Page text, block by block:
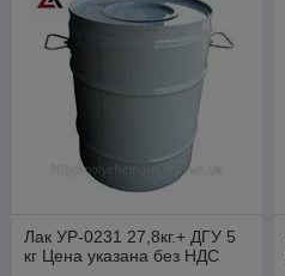
Лак УР-0231 27,8кг.+ ДГУ 5
кг Цена указана без НДС